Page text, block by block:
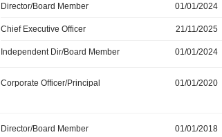
Director/Board Member 01/01/2024
Chief Executive Officer 21/11/2025
Independent Dir/Board Member 01/01/2024
Corporate Officer/Principal 01/01/2020
Director/Board Member 01/01/2018